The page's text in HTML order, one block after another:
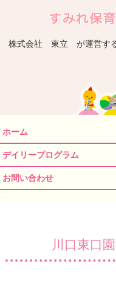
株式会社 東立 が運営す
ホーム
デイリープログラム
お問い合わせ
川口東口